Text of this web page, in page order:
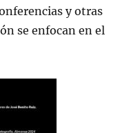
y otras
se enfocan en el